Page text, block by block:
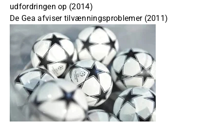
udfordringen op (2014)
De Gea afviser tilvænningsproblemer (2011)